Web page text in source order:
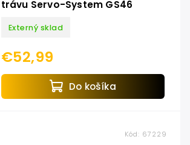
trávu Servo-System GS46
Externý sklad
€52,99
Do košíka
Kód: 67229